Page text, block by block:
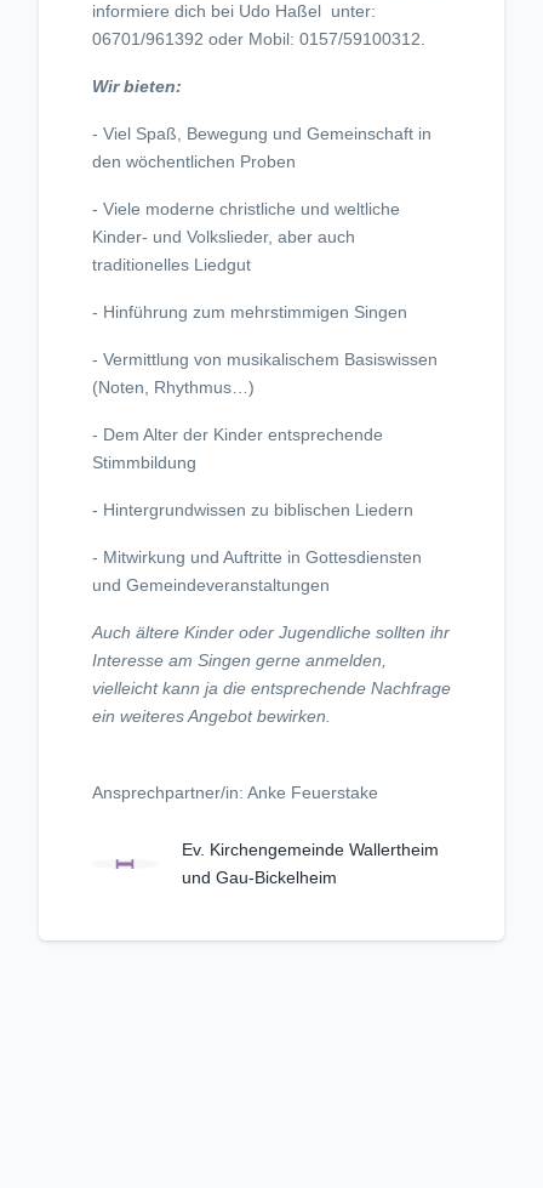
informiere dich bei Udo Haßel unter:
06701/961392 oder Mobil: 0157/59100312.
Wir bieten:
- Viel Spaß, Bewegung und Gemeinschaft in
den wöchentlichen Proben
- Viele moderne christliche und weltliche
Kinder- und Volkslieder, aber auch
traditionelles Liedgut
- Hinführung zum mehrstimmigen Singen
- Vermittlung von musikalischem Basiswissen
(Noten, Rhythmus…)
- Dem Alter der Kinder entsprechende
Stimmbildung
- Hintergrundwissen zu biblischen Liedern
- Mitwirkung und Auftritte in Gottesdiensten
und Gemeindeveranstaltungen
Auch ältere Kinder oder Jugendliche sollten ihr
Interesse am Singen gerne anmelden,
vielleicht kann ja die entsprechende Nachfrage
ein weiteres Angebot bewirken.
Ansprechpartner/in: Anke Feuerstake
Ev. Kirchengemeinde Wallertheim
und Gau-Bickelheim